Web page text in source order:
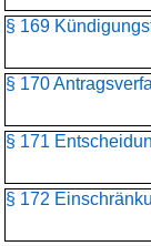
§ 169
§ 170
§ 171
§ 172